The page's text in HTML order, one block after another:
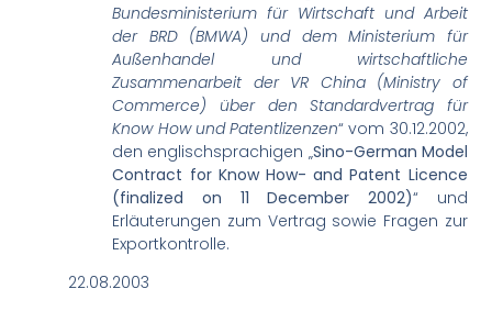
Bundesministerium für Wirtschaft und Arbeit
der BRD (BMWA) und dem Ministerium für
Außenhandel und wirtschaftliche
Zusammenarbeit der VR China (Ministry of
Commerce) über den Standardvertrag für
Know How und Patentlizenzen“ vom 30.12.2002,
den englischsprachigen „Sino-German Model
Contract for Know How- and Patent Licence
(finalized on 11 December 2002)“ und
Erläuterungen zum Vertrag sowie Fragen zur
Exportkontrolle.
22.08.2003